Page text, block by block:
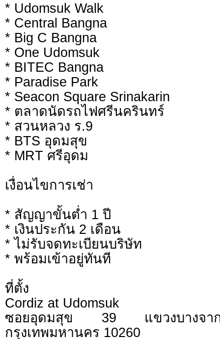
* Udomsuk Walk
* Central Bangna
* Big C Bangna
* One Udomsuk
* BITEC Bangna
* Paradise Park
* Seacon Square Srinakarin
* ตลาดนัดรถไฟศรีนครินทร์
* สวนหลวง ร.9
* BTS อุดมสุข
* MRT ศรีอุดม
เงื่อนไขการเช่า
* สัญญาขั้นต่ำ 1 ปี
* เงินประกัน 2 เดือน
* ไม่รับจดทะเบียนบริษัท
* พร้อมเข้าอยู่ทันที
ที่ตั้ง
Cordiz at Udomsuk
ซอยอุดมสุข 39 แขวงบางจา
กรุงเทพมหานคร 10260